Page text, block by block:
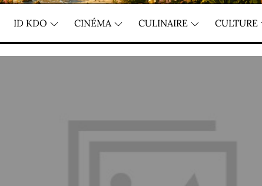
ID KDO CINÉMA CULINAIRE CULTURE